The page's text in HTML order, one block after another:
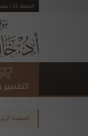
الجمعة 22 / صفر / 1448 - 07 / أغسطس 2026
التفسير
الصفحة